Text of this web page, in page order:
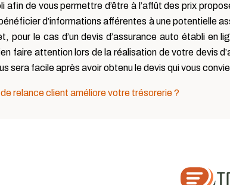
de vous permettre d’être à l’affût des prix
d’informations afférentes à une potentielle
pour le cas d’un devis d’assurance auto établi en
faire attention lors de la réalisation de votre devis
sera facile après avoir obtenu le devis qui vous
relance client améliore votre trésorerie ?